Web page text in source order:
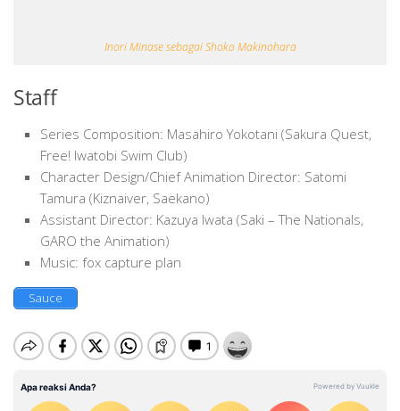
Inori Minase sebagai Shoko Makinohara
Staff
Series Composition: Masahiro Yokotani (Sakura Quest,
Free! Iwatobi Swim Club)
Character Design/Chief Animation Director: Satomi
Tamura (Kiznaiver, Saekano)
Assistant Director: Kazuya Iwata (Saki – The Nationals,
GARO the Animation)
Music: fox capture plan
Sauce